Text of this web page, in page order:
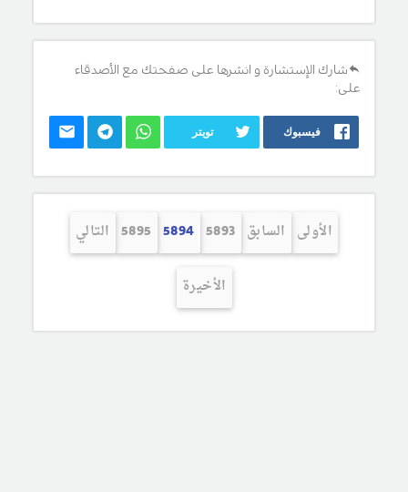
شارك الإستشارة و انشرها على صفحتك مع الأصدقاء
على:
فيسبوك تويتر
الأولى السابق 5893
5894
5895 التالي
الأخيرة